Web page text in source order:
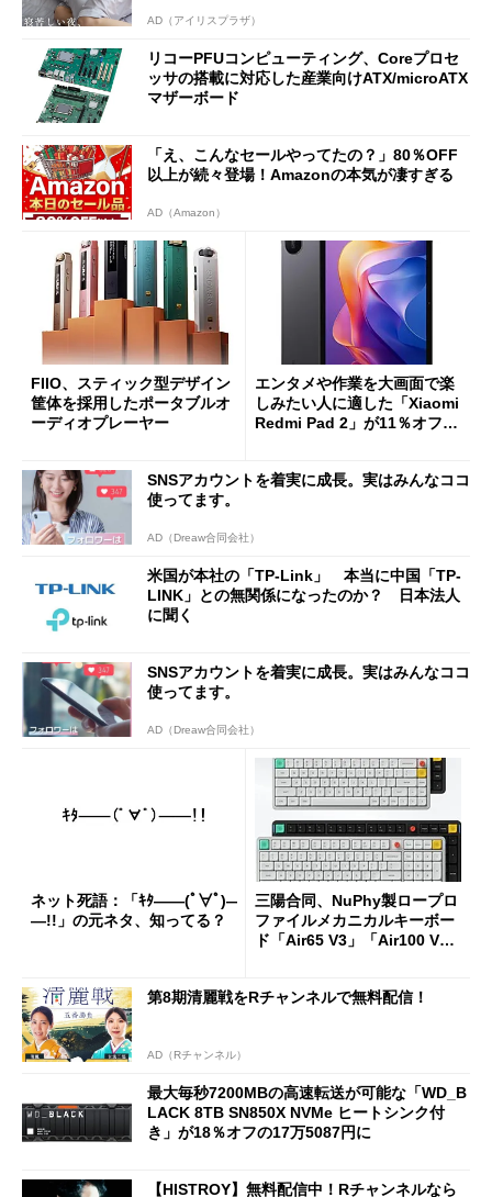
AD（アイリスプラザ）
リコーPFUコンピューティング、Coreプロセ
ッサの搭載に対応した産業向けATX/microATX
マザーボード
「え、こんなセールやってたの？」80％OFF
以上が続々登場！Amazonの本気が凄すぎる
AD（Amazon）
FIIO、スティック型デザイン
筐体を採用したポータブルオ
ーディオプレーヤー
エンタメや作業を大画面で楽
しみたい人に適した「Xiaomi
Redmi Pad 2」が11％オフの
SNSアカウントを着実に成長。実はみんなココ
使ってます。
AD（Dreaw合同会社）
米国が本社の「TP-Link」 本当に中国「TP-
LINK」との無関係になったのか？ 日本法人
に聞く
SNSアカウントを着実に成長。実はみんなココ
使ってます。
AD（Dreaw合同会社）
ネット死語：「ｷﾀ――(ﾟ∀ﾟ)―
―!!」の元ネタ、知ってる？
三陽合同、NuPhy製ロープロ
ファイルメカニカルキーボー
ド「Air65 V3」「Air100 V
第8期清麗戦をRチャンネルで無料配信！
AD（Rチャンネル）
最大毎秒7200MBの高速転送が可能な「WD_B
LACK 8TB SN850X NVMe ヒートシンク付
き」が18％オフの17万5087円に
【HISTROY】無料配信中！Rチャンネルなら